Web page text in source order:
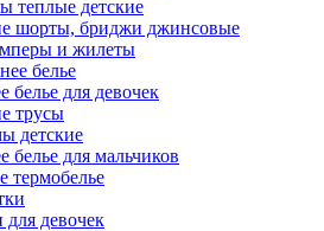
теплые детские
шорты, бриджи джинсовые
и жилеты
белье
белье для девочек
трусы
детские
белье для мальчиков
термобелье
для девочек